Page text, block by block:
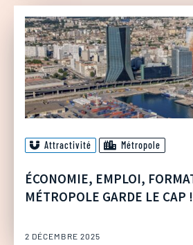
Attractivité Métropole
ÉCONOMIE, EMPLOI,
MÉTROPOLE GARDE LE CAP !
2 DÉCEMBRE 2025